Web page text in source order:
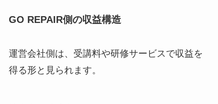
GO REPAIR側の収益構造
運営会社側は、受講料や研修サービスで収益を
得る形と見られます。